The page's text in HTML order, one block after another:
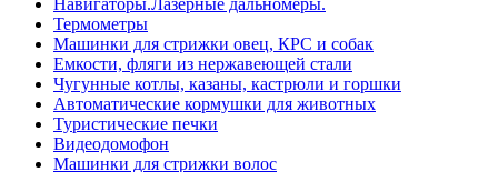
Навигаторы.Лазерные дальномеры.
Термометры
Машинки для стрижки овец, КРС и собак
Емкости, фляги из нержавеющей стали
Чугунные котлы, казаны, кастрюли и горшки
Автоматические кормушки для животных
Туристические печки
Видеодомофон
Машинки для стрижки волос